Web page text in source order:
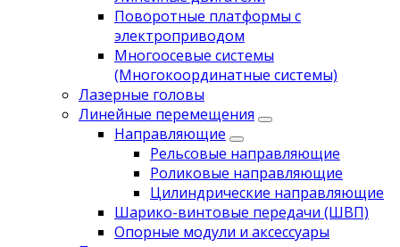
Поворотные платформы с
электроприводом
Многоосевые системы
(Многокоординатные системы)
Лазерные головы
Линейные перемещения
Направляющие
Рельсовые направляющие
Роликовые направляющие
Цилиндрические направляющие
Шарико-винтовые передачи (ШВП)
Опорные модули и аксессуары